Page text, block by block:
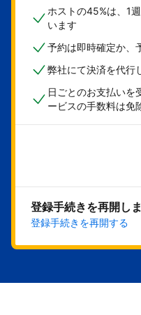
ホストの45%は、1
います
予約は即時確定か、
弊社にて決済を代行
日ごとのお支払いを
ービスの手数料は免
今す
登録手続きを再開し
登録手続きを再開する